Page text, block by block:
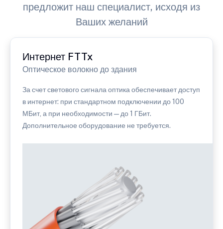
предложит наш специалист, исходя из
Ваших желаний
Интернет FTTx
Оптическое волокно до здания
За счет светового сигнала оптика обеспечивает доступ
в интернет: при стандартном подключении до 100
МБит, а при необходимости — до 1 ГБит.
Дополнительное оборудование не требуется.